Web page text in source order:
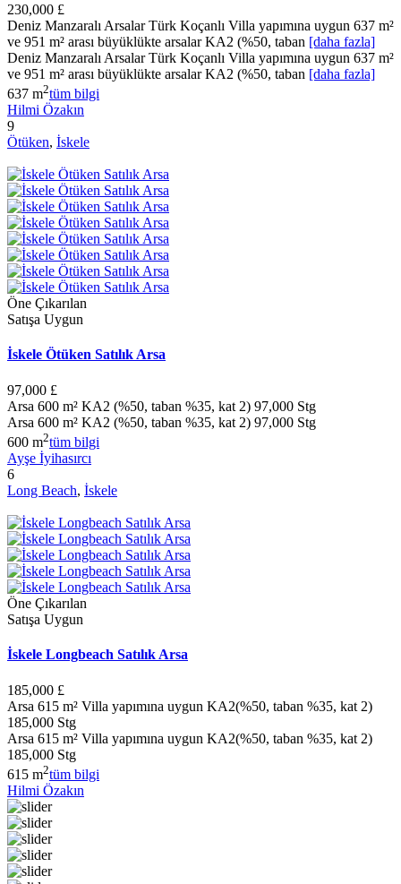
230,000 £
Deniz Manzaralı Arsalar Türk Koçanlı Villa yapımına uygun 637 m²
ve 951 m² arası büyüklükte arsalar KA2 (%50, taban [daha fazla]
Deniz Manzaralı Arsalar Türk Koçanlı Villa yapımına uygun 637 m²
ve 951 m² arası büyüklükte arsalar KA2 (%50, taban [daha fazla]
637 m2tüm bilgi
Hilmi Özakın
9
Ötüken, İskele
Öne Çıkarılan
Satışa Uygun
İskele Ötüken Satılık Arsa
97,000 £
Arsa 600 m² KA2 (%50, taban %35, kat 2) 97,000 Stg
Arsa 600 m² KA2 (%50, taban %35, kat 2) 97,000 Stg
600 m2tüm bilgi
Ayşe İyihasırcı
6
Long Beach, İskele
Öne Çıkarılan
Satışa Uygun
İskele Longbeach Satılık Arsa
185,000 £
Arsa 615 m² Villa yapımına uygun KA2(%50, taban %35, kat 2)
185,000 Stg
Arsa 615 m² Villa yapımına uygun KA2(%50, taban %35, kat 2)
185,000 Stg
615 m2tüm bilgi
Hilmi Özakın